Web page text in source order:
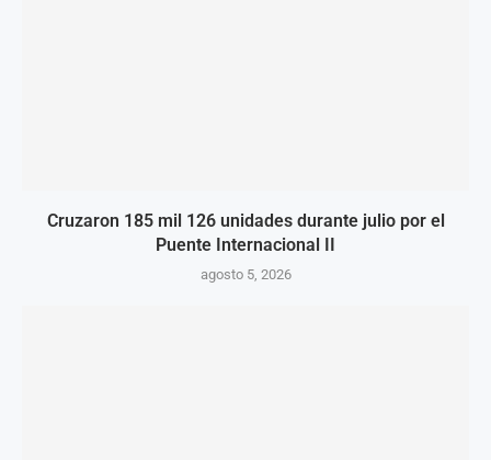
Cruzaron 185 mil 126 unidades durante julio por el
Puente Internacional II
agosto 5, 2026